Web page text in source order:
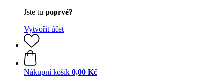
Jste tu poprvé?
Vytvořit účet
Nákupní košík 0,00 Kč